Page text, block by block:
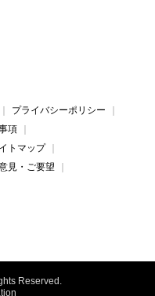
プライバシーポリシー
項
トマップ
見・ご要望
Reserved.